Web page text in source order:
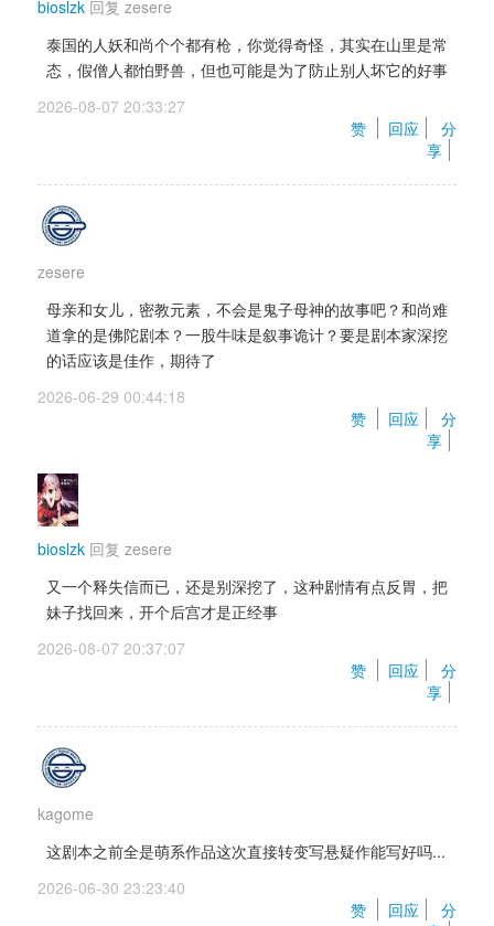
bioslzk 回复 zesere
泰国的人妖和尚个个都有枪，你觉得奇怪，其实在山里是常
态，假僧人都怕野兽，但也可能是为了防止别人坏它的好事
2026-08-07 20:33:27
赞
回应
分
享
zesere
母亲和女儿，密教元素，不会是鬼子母神的故事吧？和尚难
道拿的是佛陀剧本？一股牛味是叙事诡计？要是剧本家深挖
的话应该是佳作，期待了
2026-06-29 00:44:18
赞
回应
分
享
bioslzk 回复 zesere
又一个释失信而已，还是别深挖了，这种剧情有点反胃，把
妹子找回来，开个后宫才是正经事
2026-08-07 20:37:07
赞
回应
分
享
kagome
这剧本之前全是萌系作品这次直接转变写悬疑作能写好吗...
2026-06-30 23:23:40
赞
回应
分